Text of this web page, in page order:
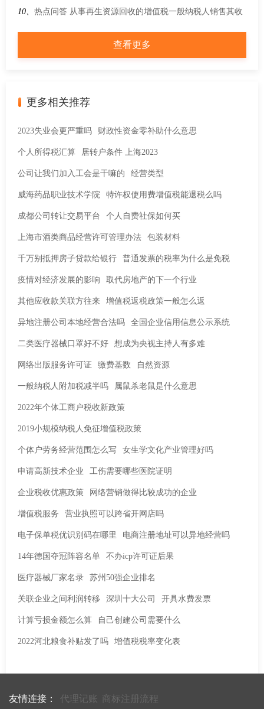
10、 热点问答 从事再生资源回收的增值税一般纳税人销售其收
购的再生资源，需要符合什么条件可以适用简易计税3%征收率
查看更多
更多相关推荐
2023失业会更严重吗 财政性资金零补助什么意思
个人所得税汇算 居转户条件 上海2023
公司让我们加入工会是干嘛的 经营类型
威海药品职业技术学院 特许权使用费增值税能退税么吗
成都公司转让交易平台 个人自费社保如何买
上海市酒类商品经营许可管理办法 包装材料
千万别抵押房子贷款给银行 普通发票的税率为什么是免税
疫情对经济发展的影响 取代房地产的下一个行业
其他应收款关联方往来 增值税返税政策一般怎么返
异地注册公司本地经营合法吗 全国企业信用信息公示系统
二类医疗器械口罩好不好 想成为央视主持人有多难
网络出版服务许可证 缴费基数 自然资源
一般纳税人附加税减半吗 属鼠杀老鼠是什么意思
2022年个体工商户税收新政策
2019小规模纳税人免征增值税政策
个体户劳务经营范围怎么写 女生学文化产业管理好吗
申请高新技术企业 工伤需要哪些医院证明
企业税收优惠政策 网络营销做得比较成功的企业
增值税服务 营业执照可以跨省开网店吗
电子保单税优识别码在哪里 电商注册地址可以异地经营吗
14年德国夺冠阵容名单 不办icp许可证后果
医疗器械厂家名录 苏州50强企业排名
关联企业之间利润转移 深圳十大公司 开具水费发票
计算亏损金额怎么算 自己创建公司需要什么
2022河北粮食补贴发了吗 增值税税率变化表
友情连接： 代理记账 商标注册流程